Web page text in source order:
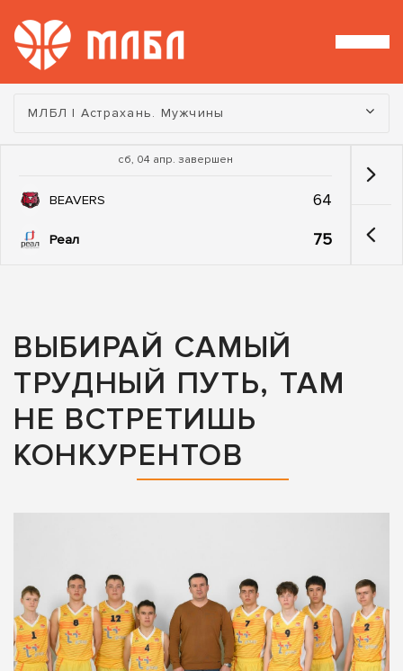
Турнир:
МЛБЛ | Астрахань. Мужчины
сб, 04 апр. завершен
BEAVERS 64
Реал 75
ВЫБИРАЙ САМЫЙ
ТРУДНЫЙ ПУТЬ, ТАМ
НЕ ВСТРЕТИШЬ
КОНКУРЕНТОВ